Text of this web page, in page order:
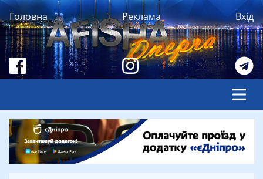
Головна Реклама Вхід